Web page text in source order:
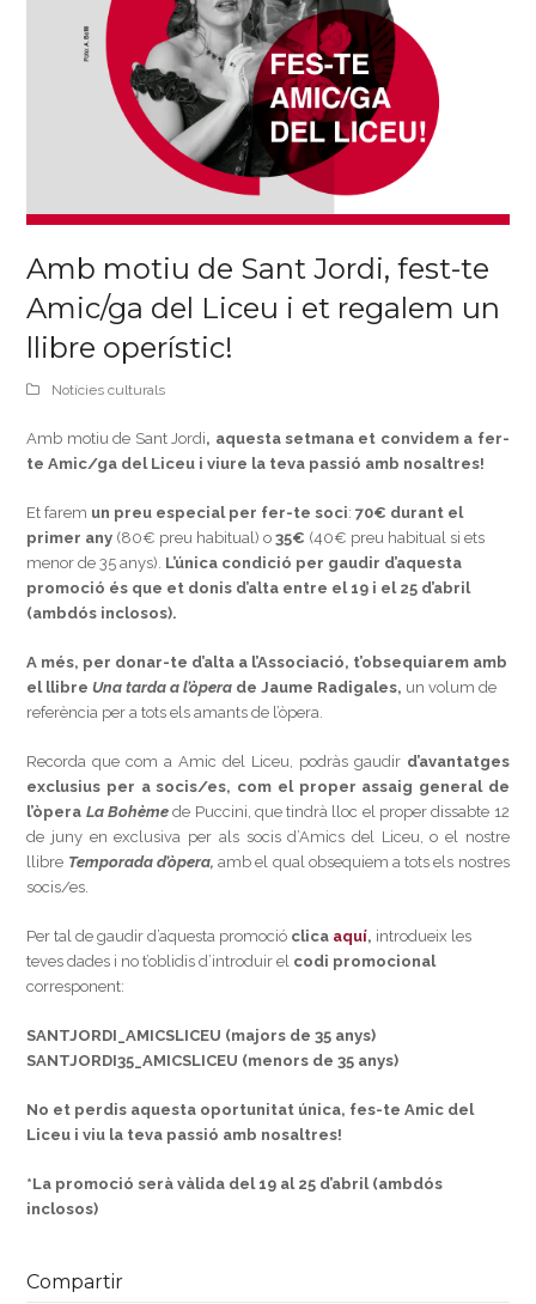
Amb motiu de Sant Jordi, fest-te
Amic/ga del Liceu i et regalem un
llibre operístic!
Notícies culturals
Amb motiu de Sant Jordi, aquesta setmana et convidem a fer-
te Amic/ga del Liceu i viure la teva passió amb nosaltres!
Et farem un preu especial per fer-te soci:70€ durant el
primer any (80€ preu habitual) o35€ (40€ preu habitual si ets
menor de 35 anys). L’única condició per gaudir d’aquesta
promoció és que et donis d’alta entre el 19 i el 25 d’abril
(ambdós inclosos).
A més, per donar-te d’alta a l’Associació, t’obsequiarem amb
el llibreUna tarda a l’òpera de Jaume Radigales, un volum de
referència per a tots els amants de l’òpera.
Recorda que com a Amic del Liceu, podràs gaudir d’avantatges
exclusius per a socis/es, com el proper assaig general de
l’òpera La Bohème de Puccini, que tindrà lloc el proper dissabte 12
de juny en exclusiva per als socis d’Amics del Liceu, o el nostre
llibre Temporada d’òpera, amb el qual obsequiem a tots els nostres
socis/es.
Per tal de gaudir d’aquesta promoció clica aquí, introdueix les
teves dades i no t’oblidis d’introduir el codi promocional
corresponent:
SANTJORDI_AMICSLICEU (majors de 35 anys)
SANTJORDI35_AMICSLICEU (menors de 35 anys)
No et perdis aquesta oportunitat única, fes-te Amic del
Liceu i viu la teva passió amb nosaltres!
*La promoció serà vàlida del 19 al 25 d’abril (ambdós
inclosos)
Compartir